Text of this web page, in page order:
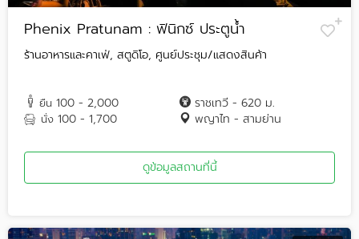
Phenix Pratunam : ฟินิกซ์ ประตูน้ำ
ร้านอาหารและคาเฟ่, สตูดิโอ, ศูนย์ประชุม/แสดงสินค้า
ยืน 100 - 2,000
นั่ง 100 - 1,700
ราชเทวี - 620 ม.
พญาไท - สามย่าน
ดูข้อมูลสถานที่นี้